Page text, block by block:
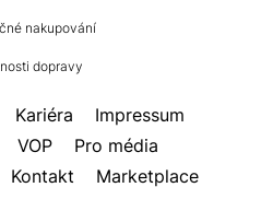
nakupování
dopravy
Kariéra
Impressum
VOP
Pro média
Kontakt Marketplace